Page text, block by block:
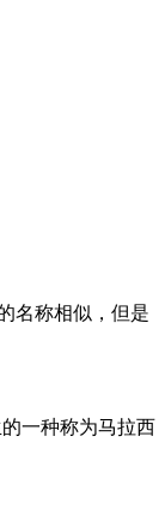
名称相似，但是
一种称为马拉西